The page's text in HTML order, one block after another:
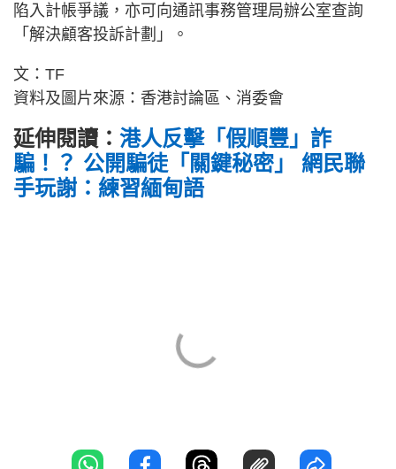
陷入計帳爭議，亦可向通訊事務管理局辦公室查詢
「解決顧客投訴計劃」。
文：TF
資料及圖片來源：香港討論區、消委會
延伸閱讀： 港人反擊「假順豐」詐
騙！？ 公開騙徒「關鍵秘密」 網民聯
手玩謝：練習緬甸語